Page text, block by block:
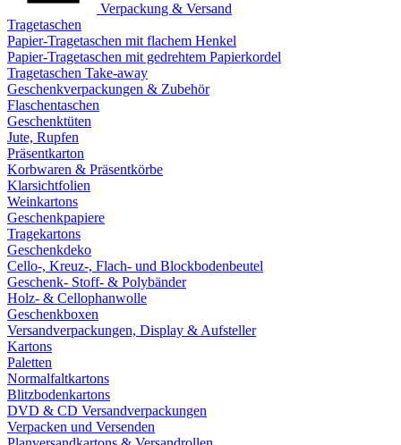
Verpackung & Versand
Tragetaschen
Papier-Tragetaschen mit flachem Henkel
Papier-Tragetaschen mit gedrehtem Papierkordel
Tragetaschen Take-away
Geschenkverpackungen & Zubehör
Flaschentaschen
Geschenktüten
Jute, Rupfen
Präsentkarton
Korbwaren & Präsentkörbe
Klarsichtfolien
Weinkartons
Geschenkpapiere
Tragekartons
Geschenkdeko
Cello-, Kreuz-, Flach- und Blockbodenbeutel
Geschenk- Stoff- & Polybänder
Holz- & Cellophanwolle
Geschenkboxen
Versandverpackungen, Display & Aufsteller
Kartons
Paletten
Normalfaltkartons
Blitzbodenkartons
DVD & CD Versandverpackungen
Verpacken und Versenden